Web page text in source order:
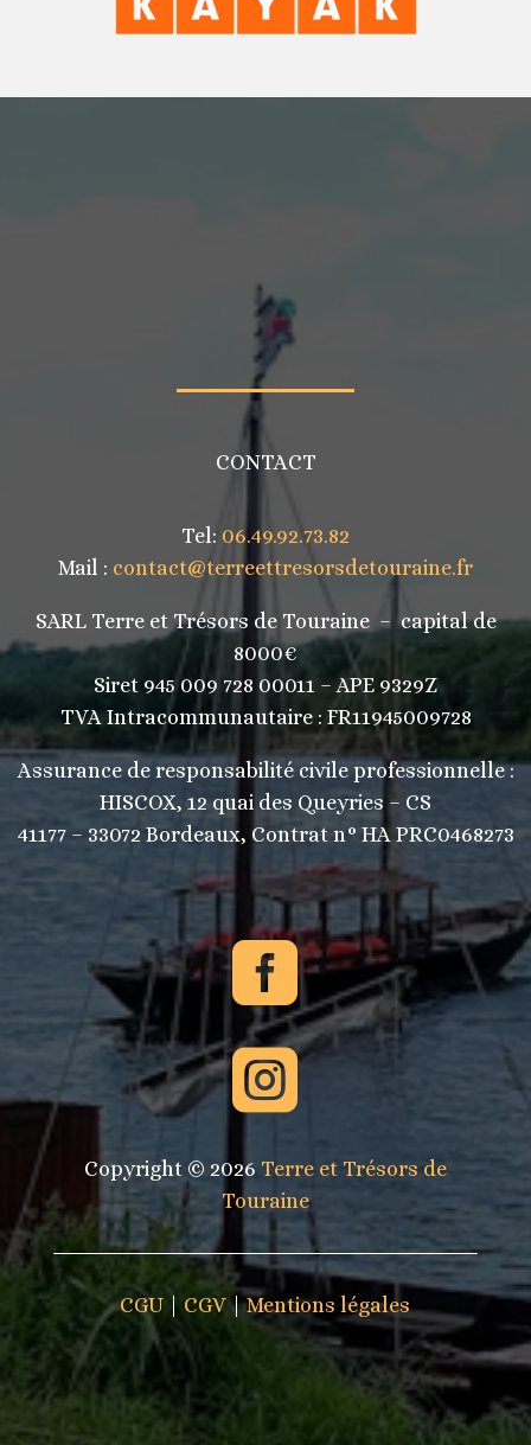
CONTACT
Tel: 06.49.92.73.82
Mail : contact@terreettresorsdetouraine.fr
SARL Terre et Trésors de Touraine – capital de
8000€
Siret 945 009 728 00011 – APE 9329Z
TVA Intracommunautaire : FR11945009728
Assurance de responsabilité civile professionnelle :
HISCOX, 12 quai des Queyries – CS
41177 – 33072 Bordeaux, Contrat n° HA PRC0468273


Copyright © 2026 Terre et Trésors de
Touraine
CGU | CGV |Mentions légales